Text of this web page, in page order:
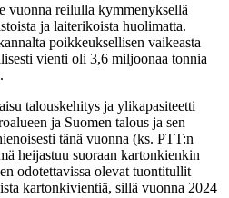
vuonna reilulla kymmenyksellä
ja laiterikoista huolimatta.
poikkeuksellisen vaikeasta
vienti oli 3,6 miljoonaa tonnia
talouskehitys ja ylikapasiteetti
ja Suomen talous ja sen
tänä vuonna (ks. PTT:n
heijastuu suoraan kartonkienkin
odotettavissa olevat tuontitullit
kartonkivientiä, sillä vuonna 2024